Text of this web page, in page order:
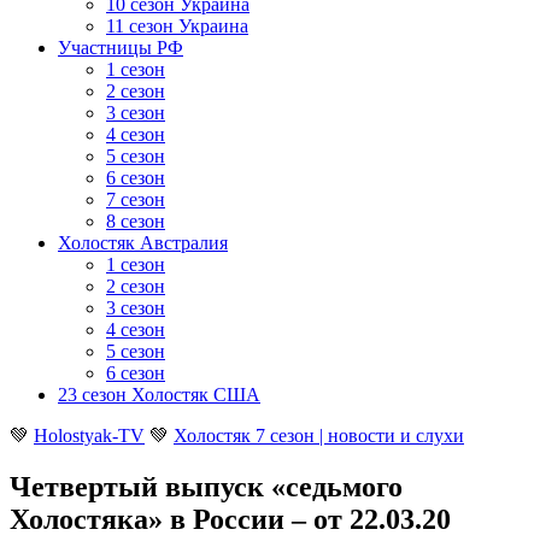
10 сезон Украина
11 сезон Украина
Участницы РФ
1 сезон
2 сезон
3 сезон
4 сезон
5 сезон
6 сезон
7 сезон
8 сезон
Холостяк Австралия
1 сезон
2 сезон
3 сезон
4 сезон
5 сезон
6 сезон
23 сезон Холостяк США
💚 Holostyak-TV 💚 Холостяк 7 сезон | новости и слухи
Четвертый выпуск «седьмого
Холостяка» в России – от 22.03.20